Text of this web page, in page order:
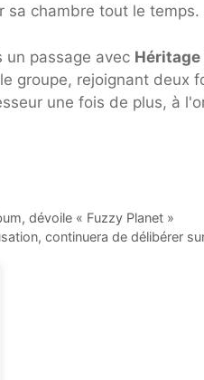
chambre tout le temps.
un passage avec Héritage
groupe, rejoignant deux
une fois de plus, à
dévoile « Fuzzy Planet »
continuera de délibérer